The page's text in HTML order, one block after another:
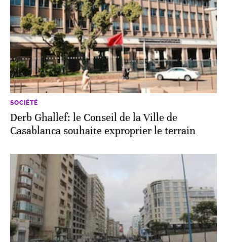
SOCIÉTÉ
Derb Ghallef: le Conseil de la Ville de
Casablanca souhaite exproprier le terrain